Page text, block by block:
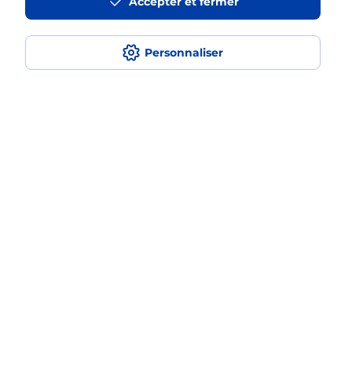
Personnaliser
Quel est le prix d’une photocopie ?